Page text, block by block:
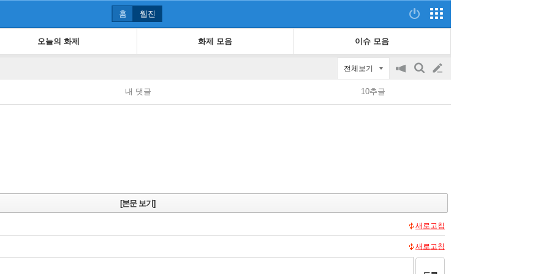
홈 웹진
오늘의 화제 화제 모음 이슈 모음
전체보기
공
on/off
검
글
쓰
내 댓글 10추글
[본문 보기]
새로고침
새로고침